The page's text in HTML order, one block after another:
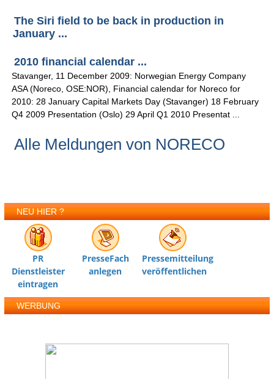
The Siri field to be back in production in
January ...
2010 financial calendar ...
Stavanger, 11 December 2009: Norwegian Energy Company
ASA (Noreco, OSE:NOR), Financial calendar for Noreco for
2010: 28 January Capital Markets Day (Stavanger) 18 February
Q4 2009 Presentation (Oslo) 29 April Q1 2010 Presentat ...
Alle Meldungen von NORECO
NEU HIER ?
PR
Dienstleister
eintragen
PresseFach
anlegen
Pressemitteilung
veröffentlichen
WERBUNG